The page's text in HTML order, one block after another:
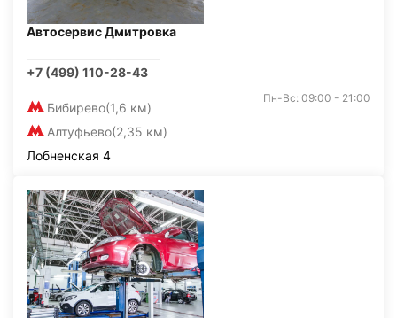
Автосервис Дмитровка
+7 (499) 110-28-43
Бибирево(1,6 км)
Алтуфьево(2,35 км)
Пн-Вс: 09:00 - 21:00
Лобненская 4